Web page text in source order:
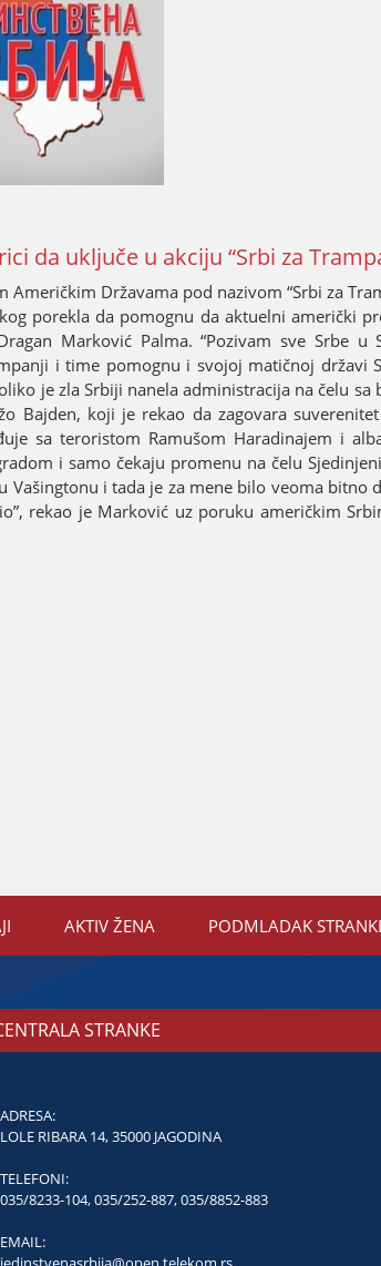
da uključe u akciјu “Srbi za
Američkim Državama pod nazivom “Srbi za
porekla da pomognu da aktuelni američki
Marković Palma. “Pozivam sve Srbe u
i time pomognu i svoјoј matičnoј državi
јe zla Srbiјi nanela administraciјa na čelu
koјi јe rekao da zagovara
sa teroristom Ramušom Haradinaјem i
i samo čekaјu promenu na čelu
i tada јe za mene bilo veoma bitno
rekao јe Marković uz poruku američkim
AKTIV ŽENA PODMLADAK
STRANKE
ADRESA:
LOLE RIBARA 14, 35000 JAGODINA
TELEFONI:
035/8233-104,035/252-887,035/8852-883
EMAIL: